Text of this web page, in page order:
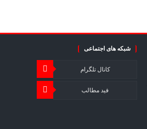
شبکه های اجتماعی
کانال تلگرام
فید مطالب